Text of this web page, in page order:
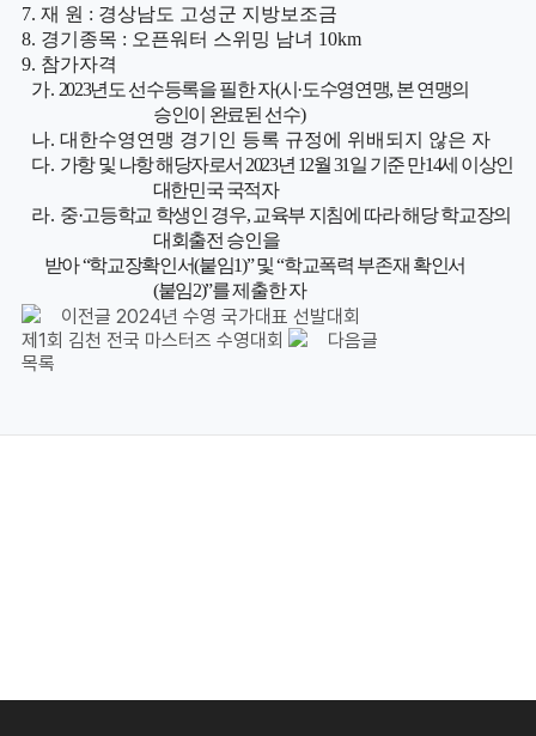
7. 재 원 : 경상남도 고성군 지방보조금
8. 경기종목 : 오픈워터 스위밍 남녀 10km
9. 참가자격
가. 2023년도 선수등록을 필한 자(시 ·도수영연맹, 본 연맹의
승인이 완료된 선수)
나. 대한수영연맹 경기인 등록 규정에 위배되지 않은 자
다. 가항 및 나항 해당자로서 2023년 12월31일 기준 만14세 이상인
대한민국 국적자
라. 중·고등학교 학생인 경우, 교육부 지침에 따라 해당 학교장의
대회출전 승인을
받아“학교장확인서(붙임1)”및“학교폭력 부존재 확인서
(붙임2)”를 제출한 자
이전글 2024년 수영 국가대표 선발대회
제1회 김천 전국 마스터즈 수영대회
다음글
목록